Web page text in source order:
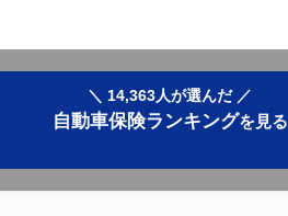
＼ 14,363人が選んだ ／
自動車保険ランキングを見る